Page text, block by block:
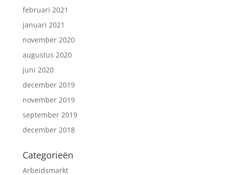
februari 2021
januari 2021
november 2020
augustus 2020
juni 2020
december 2019
november 2019
september 2019
december 2018
Categorieën
Arbeidsmarkt